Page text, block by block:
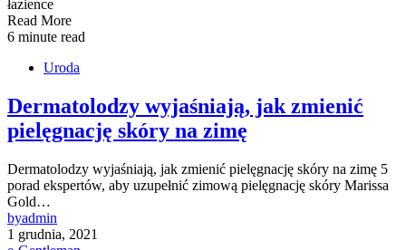
Read More
6 minute read
Uroda
Dermatolodzy wyjaśniają, jak zmienić
pielęgnację skóry na zimę
Dermatolodzy wyjaśniają, jak zmienić pielęgnację skóry na zimę 5
porad ekspertów, aby uzupełnić zimową pielęgnację skóry Marissa
Gold…
byadmin
1 grudnia, 2021